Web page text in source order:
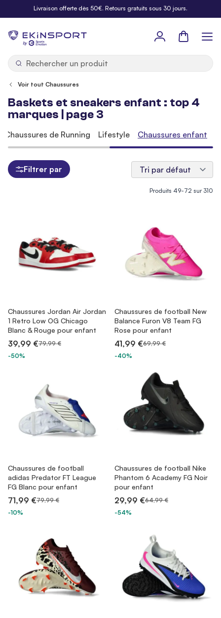
Allez au contenuLivraison offerte dès 50€. Retours gratuits sous 30 jours.
by
Panier
Voir tout Chaussures
Baskets et sneakers enfant : top 4
marques | page 3
Produits 49-72 sur 310
Chaussures Jordan Air Jordan
1 Retro Low OG Chicago
Blanc & Rouge pour enfant
39,99 €79,99 €
-50%
Chaussures de football New
Balance Furon V8 Team FG
Rose pour enfant
41,99 €69,99 €
-40%
Chaussures de football
adidas Predator FT League
FG Blanc pour enfant
71,99 €79,99 €
-10%
Chaussures de football Nike
Phantom 6 Academy FG Noir
pour enfant
29,99 €64,99 €
-54%
Chaussures de Running Lifestyle Chaussures enfant
Filtrer par